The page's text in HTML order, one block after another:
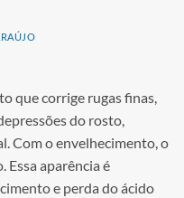
que corrige rugas finas,
do rosto,
Com o envelhecimento, o
Essa aparência é
e perda do ácido